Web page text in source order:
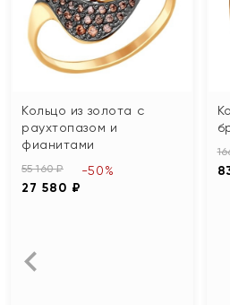
Кольцо из золота с
раухтопазом и
фианитами
55 160 ₽
27 580 ₽
-50%